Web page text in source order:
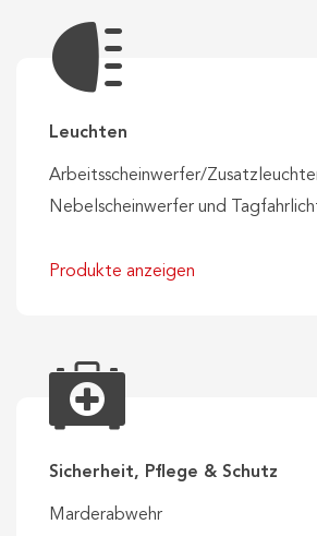
Leuchten
Arbeitsscheinwerfer/
Nebelscheinwerfer und
Produkte anzeigen
Sicherheit, Pflege & Schutz
Marderabwehr